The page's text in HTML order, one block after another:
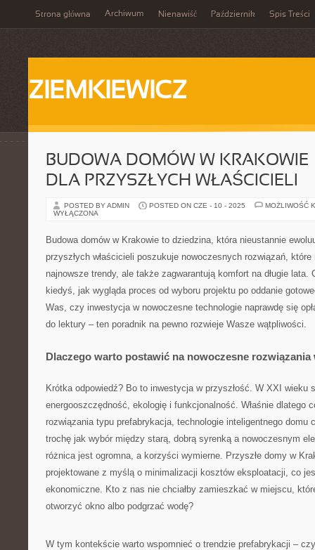
Strona główna Archiwum Nienawiść Październik Spis Treści
ZIEMKIEWICZ
BUDOWA DOMÓW W KRAKOWIE
DLA PRZYSZŁYCH WŁAŚCICIELI
POSTED BY ADMIN POSTED ON CZE - 10 - 2025
MOŻLIWOŚĆ
WYŁĄCZONA
Budowa domów w Krakowie to dziedzina, która nieustannie
przyszłych właścicieli poszukuje nowoczesnych rozwiązań,
najnowsze trendy, ale także zagwarantują komfort na długie
kiedyś, jak wygląda proces od wyboru projektu po oddanie
Was, czy inwestycja w nowoczesne technologie naprawdę się
do lektury – ten poradnik na pewno rozwieje Wasze wątpliwości.
Dlaczego warto postawić na nowoczesne
Krótka odpowiedź? Bo to inwestycja w przyszłość. W XXI wieku
energooszczędność, ekologię i funkcjonalność. Właśnie dlatego
rozwiązania typu prefabrykacja, technologie inteligentnego domu
trochę jak wybór między starą, dobrą syrenką a nowoczesnym
różnica jest ogromna, a korzyści wymierne. Przyszłe domy w
projektowane z myślą o minimalizacji kosztów eksploatacji, co
ekonomiczne. Kto z nas nie chciałby zamieszkać w miejscu,
otworzyć okno albo podgrzać wodę?
W tym kontekście warto wspomnieć o trendzie prefabrykacji –